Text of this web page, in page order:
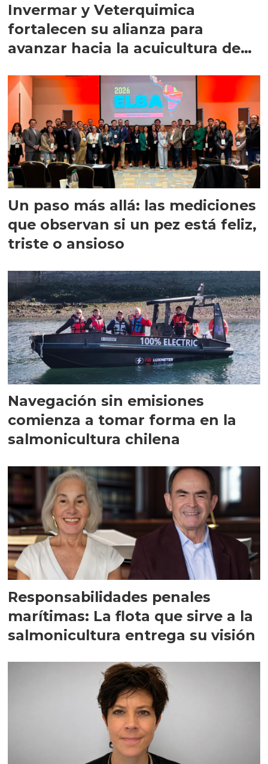
Invermar y Veterquimica
fortalecen su alianza para
avanzar hacia la acuicultura de
Un paso más allá: las mediciones
que observan si un pez está feliz,
triste o ansioso
Navegación sin emisiones
comienza a tomar forma en la
salmonicultura chilena
Responsabilidades penales
marítimas: La flota que sirve a la
salmonicultura entrega su visión